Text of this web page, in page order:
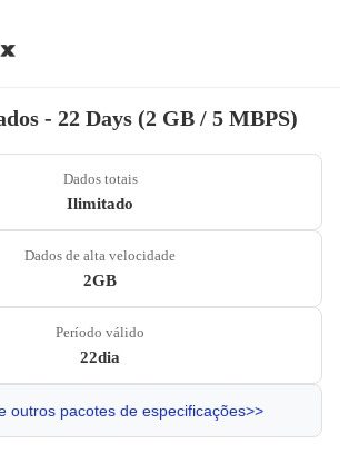
- 22 Days (2 GB / 5 MBPS)
Dados totais
Ilimitado
Dados de alta velocidade
2GB
Período válido
22dia
outros pacotes de especificações>>